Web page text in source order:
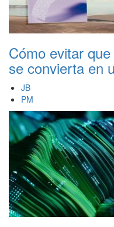
Cómo evitar
se convierta en
JB
PM